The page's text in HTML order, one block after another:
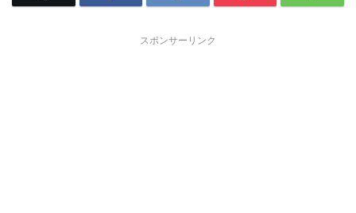
スポンサーリンク